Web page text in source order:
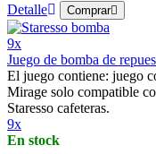
Detalle Comprar
9x
Juego de bomba de
El juego contiene: juego
Mirage solo compatible
Staresso cafeteras.
9x
En stock